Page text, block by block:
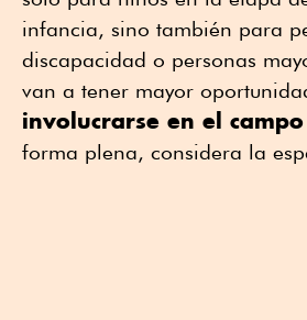
infancia, sino también para
discapacidad o personas
van a tener mayor
involucrarse en el
forma plena, considera la